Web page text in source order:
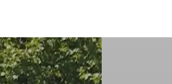
tawk nutzt
es ist zur